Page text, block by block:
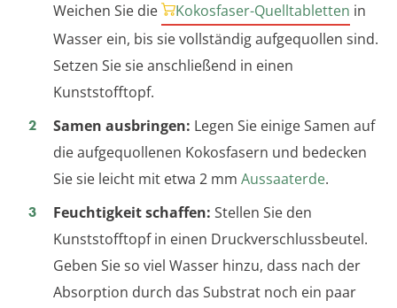
Weichen Sie die
Kokosfaser-Quelltabletten in
Wasser ein, bis sie vollständig aufgequollen sind.
Setzen Sie sie anschließend in einen
Kunststofftopf.
Samen ausbringen: Legen Sie einige Samen auf
die aufgequollenen Kokosfasern und bedecken
Sie sie leicht mit etwa 2 mm Aussaaterde.
Feuchtigkeit schaffen: Stellen Sie den
Kunststofftopf in einen Druckverschlussbeutel.
Geben Sie so viel Wasser hinzu, dass nach der
Absorption durch das Substrat noch ein paar